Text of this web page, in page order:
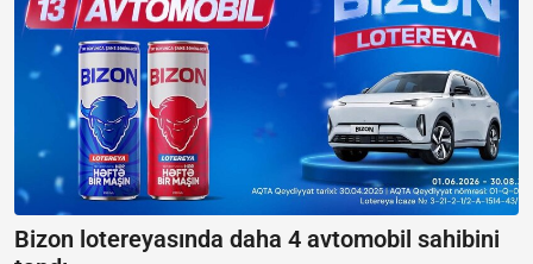
Bizon lotereyasında daha 4 avtomobil sahibini